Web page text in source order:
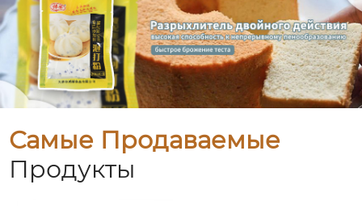
Самые Продаваемые
Продукты